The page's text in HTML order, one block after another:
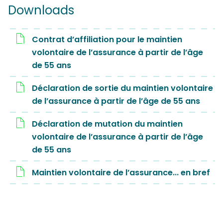
Downloads
Contrat d’affiliation pour le maintien
volontaire de l’assurance à partir de l’âge
de 55 ans
Déclaration de sortie du maintien volontaire
de l’assurance à partir de l’âge de 55 ans
Déclaration de mutation du maintien
volontaire de l’assurance à partir de l’âge
de 55 ans
Maintien volontaire de l’assurance... en bref